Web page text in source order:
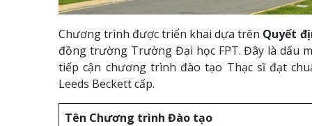
Chương trình được triển khai dựa trên Quyết
đồng trường Trường Đại học FPT. Đây là dấu
tiếp cận chương trình đào tạo Thạc sĩ đạt
Leeds Beckett cấp.
Tên Chương trình Đào tạo